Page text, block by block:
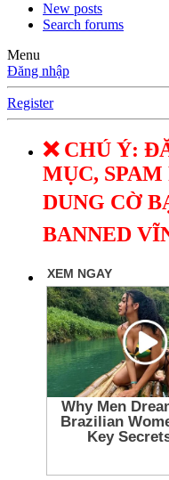
New posts
Search forums
Menu
Đăng nhập
Register
❌ CHÚ Ý:
MỤC,
DUNG CỜ
BANNED